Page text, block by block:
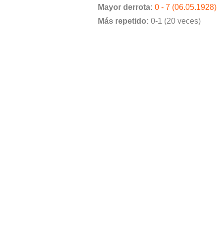
Mayor derrota: 0 - 7 (06.05.1928)
Más repetido: 0-1 (20 veces)